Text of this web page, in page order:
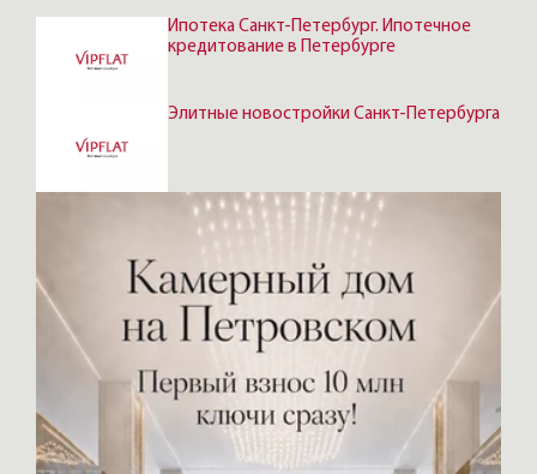
Ипотека Санкт-Петербург. Ипотечное
кредитование в Петербурге
Элитные новостройки Санкт-Петербурга